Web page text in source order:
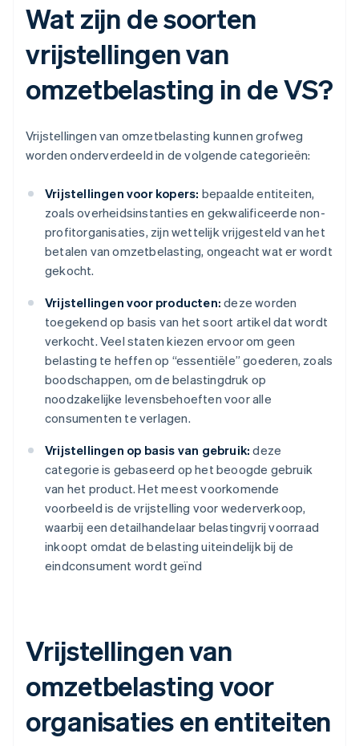
Wat zijn de soorten
vrijstellingen van
omzetbelasting in de VS?
Vrijstellingen van omzetbelasting kunnen grofweg
worden onderverdeeld in de volgende categorieën:
Vrijstellingen voor kopers: bepaalde entiteiten,
zoals overheidsinstanties en gekwalificeerde non-
profitorganisaties, zijn wettelijk vrijgesteld van het
betalen van omzetbelasting, ongeacht wat er wordt
gekocht.
Vrijstellingen voor producten: deze worden
toegekend op basis van het soort artikel dat wordt
verkocht. Veel staten kiezen ervoor om geen
belasting te heffen op “essentiële” goederen, zoals
boodschappen, om de belastingdruk op
noodzakelijke levensbehoeften voor alle
consumenten te verlagen.
Vrijstellingen op basis van gebruik: deze
categorie is gebaseerd op het beoogde gebruik
van het product. Het meest voorkomende
voorbeeld is de vrijstelling voor wederverkoop,
waarbij een detailhandelaar belastingvrij voorraad
inkoopt omdat de belasting uiteindelijk bij de
eindconsument wordt geïnd
Vrijstellingen van
omzetbelasting voor
organisaties en entiteiten